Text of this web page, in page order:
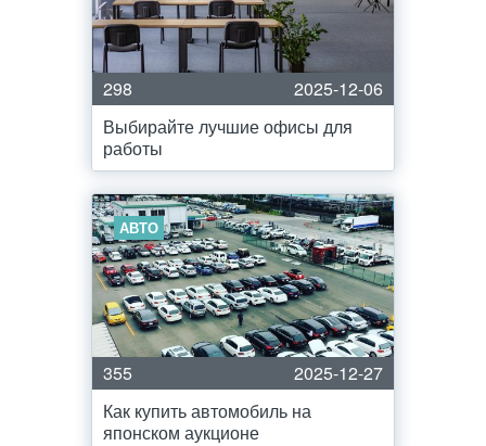
298
2025-12-06
Выбирайте лучшие офисы для
работы
АВТО
355
2025-12-27
Как купить автомобиль на
японском аукционе